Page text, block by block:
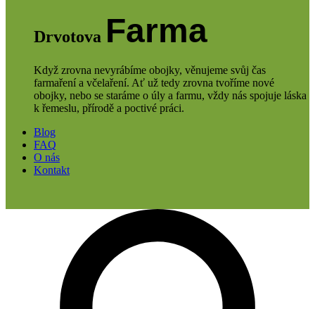
Drvotova Farma
Když zrovna nevyrábíme obojky, věnujeme svůj čas
farmaření a včelaření. Ať už tedy zrovna tvoříme nové
obojky, nebo se staráme o úly a farmu, vždy nás spojuje láska
k řemeslu, přírodě a poctivé práci.
Blog
FAQ
O nás
Kontakt